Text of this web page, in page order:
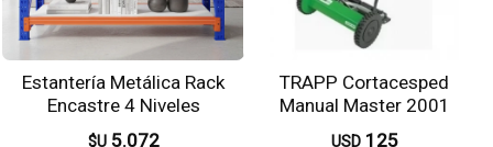
Estantería Metálica Rack
Encastre 4 Niveles
2x2x0.6m 800kg
$U 5.072
TRAPP Cortacesped
Manual Master 2001
USD 125